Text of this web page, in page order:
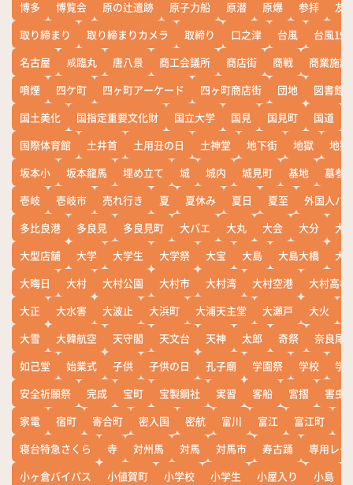
博多
博覧会 原の辻遺跡 原子力船 原潜 原爆 参拝
友
取り締まり
取り締まりカメラ 取締り 口之津 台風
台風19
名古屋
咸臨丸 唐八景 商工会議所 商店街 商戦
商業施設
噴煙
四ケ町 四ヶ町アーケード 四ヶ町商店街 団地
図書館
国土美化
国指定重要文化財 国立大学 国見 国見町 国道
国際体育館
土井首 土用丑の日 土神堂 地下街 地獄
地獄
坂本小
坂本龍馬 埋め立て 城 城内 城見町 基地
墓参
壱岐
壱岐市 売れ行き 夏 夏休み 夏日 夏至
外国人バ
多比良港
多良見 多良見町 大バエ 大丸 大会 大分
大
大型店舗
大学 大学生 大学祭 大宝 大島 大島大橋
大
大晦日
大村 大村公園 大村市 大村湾 大村空港
大村高校
大正
大水害 大波止 大浜町 大浦天主堂 大瀬戸 大火
大雪
大韓航空 天守閣 天文台 天神 太郎 奇祭
奈良尾
如己堂
始業式 子供 子供の日 孔子廟 学園祭 学校
学
安全祈願祭
完成 宝町 宝製鋼社 実習 客船 宮摺
害虫
家電
宿町 寄合町 密入国 密航 富川 富江 富江町
寝台特急さくら
寺 対州馬 対馬 対馬市 寿古踊
専用レー
小ヶ倉バイパス
小値賀町 小学校 小学生 小屋入り 小島